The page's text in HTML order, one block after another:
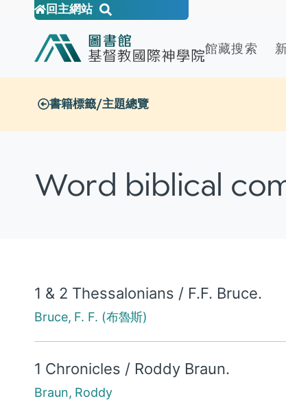
回主網站
館藏搜索
書籍標籤/主題總覽
Word biblical
1 & 2 Thessalonians / F.F. Bruce.
Bruce, F. F. (布魯斯)
1 Chronicles / Roddy Braun.
Braun, Roddy